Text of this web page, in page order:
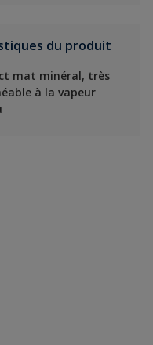
du produit
mat minéral, très
à la vapeur